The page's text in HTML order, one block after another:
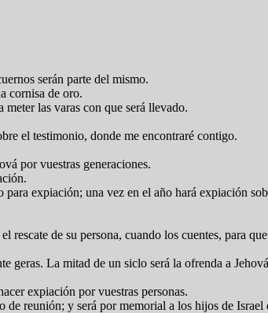
serán parte del mismo.
cornisa de oro.
las varas con que será llevado.
el testimonio, donde me encontraré contigo.
por vuestras generaciones.
expiación; una vez en el año hará expiación
de su persona, cuando los cuentes, para
geras. La mitad de un siclo será la ofrenda a
expiación por vuestras personas.
reunión; y será por memorial a los hijos de